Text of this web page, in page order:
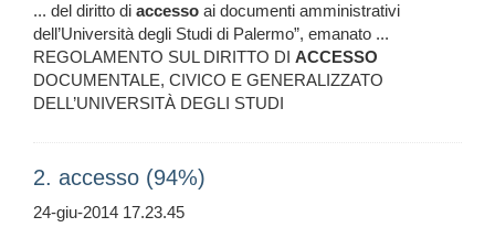
... del diritto di accesso ai documenti amministrativi
dell’Università degli Studi di Palermo”, emanato ...
REGOLAMENTO SUL DIRITTO DI ACCESSO
DOCUMENTALE, CIVICO E GENERALIZZATO
DELL’UNIVERSITÀ DEGLI STUDI
2. accesso (94%)
24-giu-2014 17.23.45